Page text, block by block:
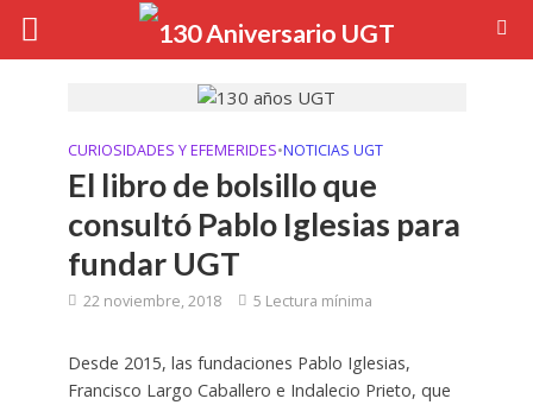
CURIOSIDADES Y EFEMERIDES•NOTICIAS UGT
El libro de bolsillo que
consultó Pablo Iglesias para
fundar UGT
22 noviembre, 2018 5 Lectura mínima
Desde 2015, las fundaciones Pablo Iglesias,
Francisco Largo Caballero e Indalecio Prieto, que